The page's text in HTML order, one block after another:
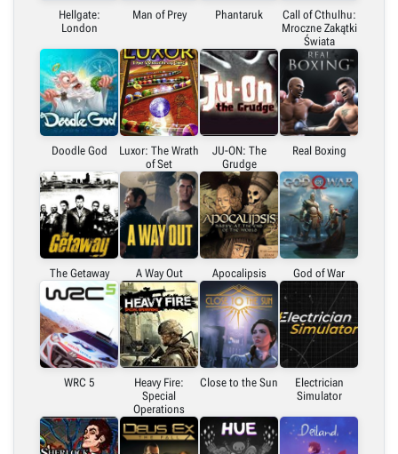
Hellgate:
London
Man of Prey Phantaruk
Call of Cthulhu:
Mroczne Zakątki
Świata
Doodle God
Luxor: The Wrath
of Set
JU-ON: The
Grudge
Real Boxing
The Getaway A Way Out Apocalipsis God of War
WRC 5
Heavy Fire:
Special
Operations
Close to the Sun
Electrician
Simulator